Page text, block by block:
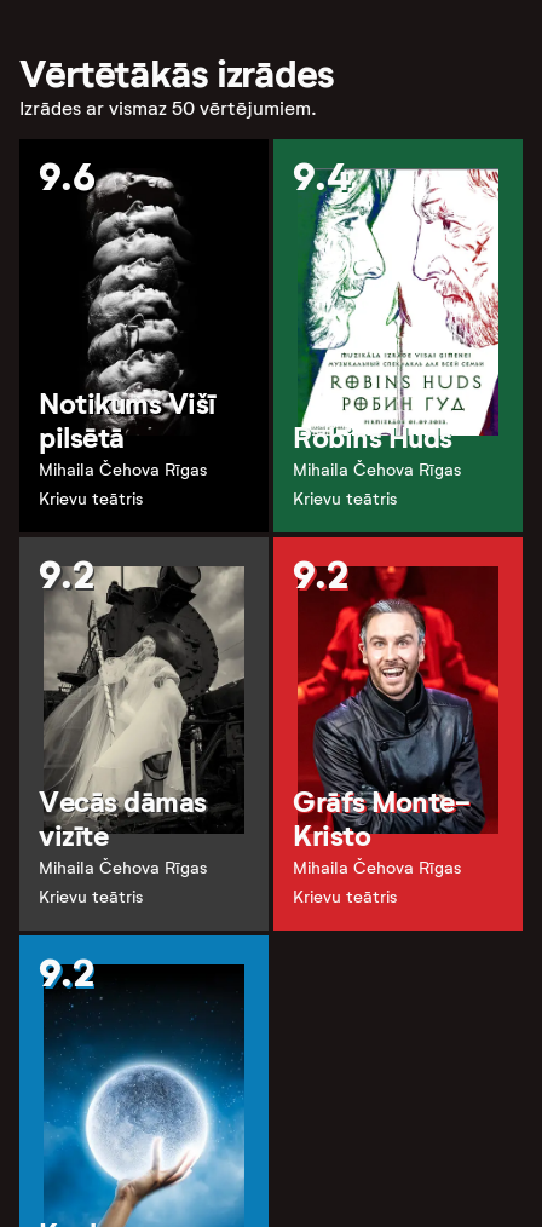
Vērtētākās izrādes
Izrādes ar vismaz 50 vērtējumiem.
9.6
Notikums Višī
pilsētā
Mihaila Čehova Rīgas
Krievu teātris
9.4
Robins Huds
Mihaila Čehova Rīgas
Krievu teātris
9.2
Vecās dāmas
vizīte
Mihaila Čehova Rīgas
Krievu teātris
9.2
Grāfs Monte-
Kristo
Mihaila Čehova Rīgas
Krievu teātris
9.2